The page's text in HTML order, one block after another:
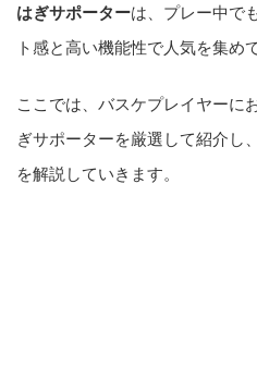
はぎサポーターは、プレー中で
ト感と高い機能性で人気を集め
ここでは、バスケプレイヤーに
ぎサポーターを厳選して紹介し
を解説していきます。